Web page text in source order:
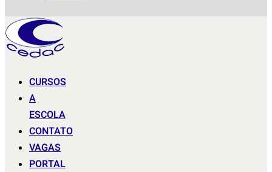
CURSOS
A
ESCOLA
CONTATO
VAGAS
PORTAL